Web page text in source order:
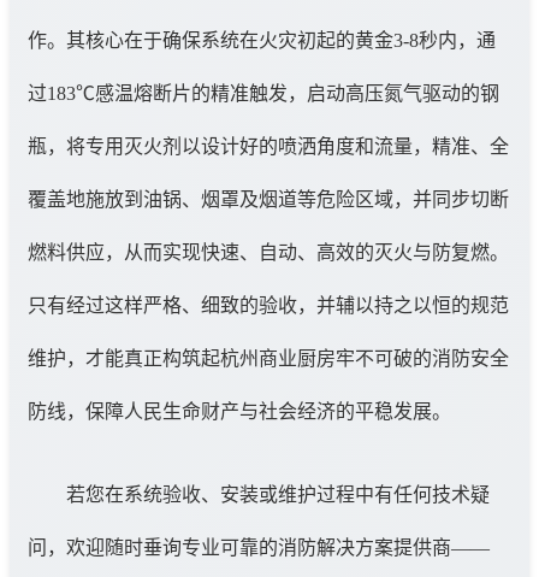
作。其核心在于确保系统在火灾初起的黄金3-8秒内，通
过183℃感温熔断片的精准触发，启动高压氮气驱动的钢
瓶，将专用灭火剂以设计好的喷洒角度和流量，精准、全
覆盖地施放到油锅、烟罩及烟道等危险区域，并同步切断
燃料供应，从而实现快速、自动、高效的灭火与防复燃。
只有经过这样严格、细致的验收，并辅以持之以恒的规范
维护，才能真正构筑起杭州商业厨房牢不可破的消防安全
防线，保障人民生命财产与社会经济的平稳发展。
若您在系统验收、安装或维护过程中有任何技术疑
问，欢迎随时垂询专业可靠的消防解决方案提供商——